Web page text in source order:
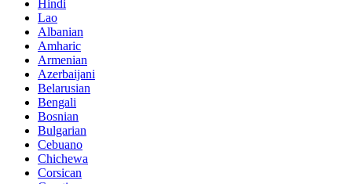
Hindi
Lao
Albanian
Amharic
Armenian
Azerbaijani
Belarusian
Bengali
Bosnian
Bulgarian
Cebuano
Chichewa
Corsican